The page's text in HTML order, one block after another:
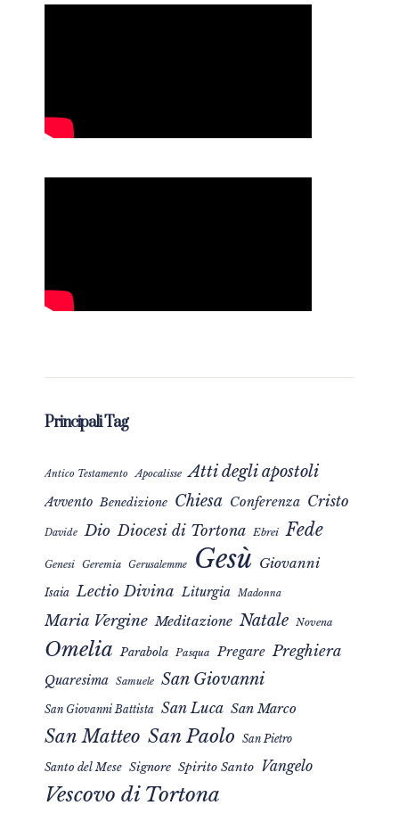
Principali Tag
Antico Testamento Apocalisse Atti degli apostoli
Avvento Benedizione Chiesa Conferenza Cristo
Davide Dio Diocesi di Tortona Ebrei Fede
Genesi Geremia Gerusalemme Gesù Giovanni
Isaia Lectio Divina Liturgia Madonna
Maria Vergine Meditazione Natale Novena
Omelia Parabola Pasqua Pregare Preghiera
Quaresima Samuele San Giovanni
San Giovanni Battista San Luca San Marco
San Matteo San Paolo San Pietro
Santo del Mese Signore Spirito Santo Vangelo
Vescovo di Tortona